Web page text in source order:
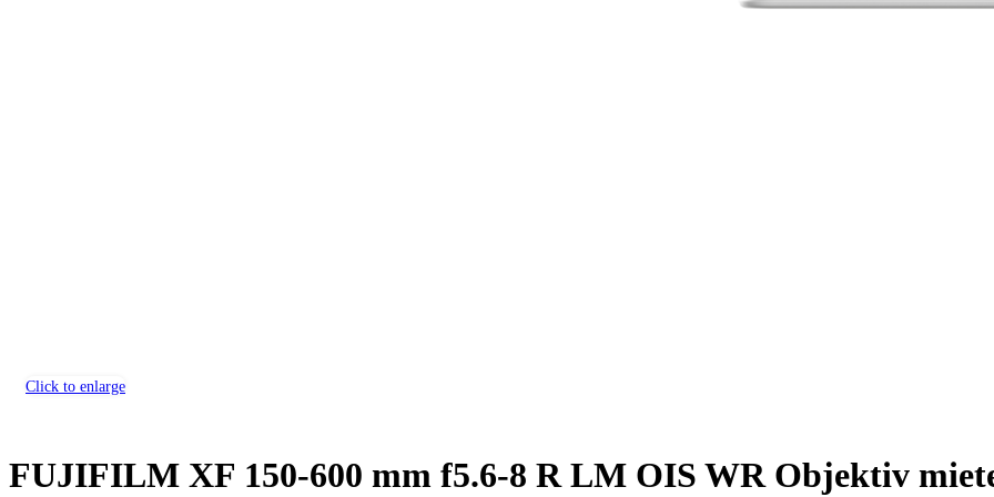
Click to enlarge
FUJIFILM XF 150-600 mm f5.6-8 R LM OIS WR Objektiv